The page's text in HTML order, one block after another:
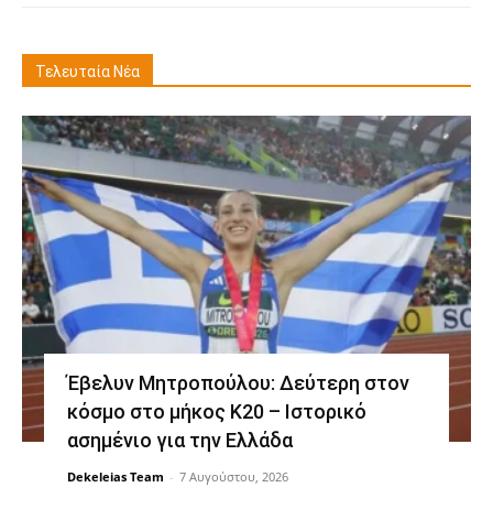
Τελευταία Νέα
Έβελυν Μητροπούλου: Δεύτερη στον
κόσμο στο μήκος Κ20 – Ιστορικό
ασημένιο για την Ελλάδα
Dekeleias Team - 7 Αυγούστου, 2026